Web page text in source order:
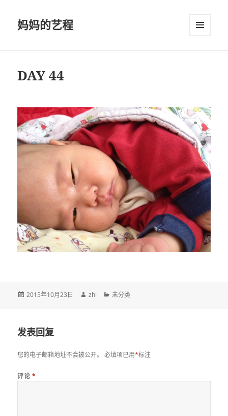
妈妈的艺程
DAY 44
发
2015年10月23日
作
zhi
分
未分类
发表回复
您的电子邮箱地址不会被公开。 必填项已用*标注
评论 *